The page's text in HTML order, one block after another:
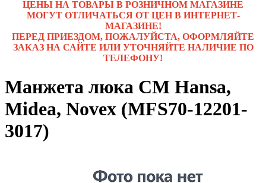
ЦЕНЫ НА ТОВАРЫ В РОЗНИЧНОМ МАГАЗИНЕ
МОГУТ ОТЛИЧАТЬСЯ ОТ ЦЕН В ИНТЕРНЕТ-
МАГАЗИНЕ!
ПЕРЕД ПРИЕЗДОМ, ПОЖАЛУЙСТА, ОФОРМЛЯЙТЕ
ЗАКАЗ НА САЙТЕ ИЛИ УТОЧНЯЙТЕ НАЛИЧИЕ ПО
ТЕЛЕФОНУ!
Манжета люка СМ Hansa,
Midea, Novex (MFS70-12201-
3017)